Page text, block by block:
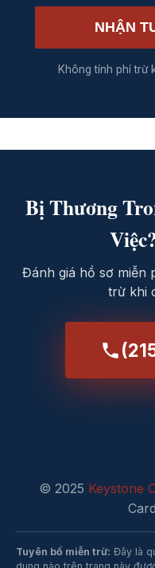
NHẬN
Không tính phí trừ
Bị Thương
Đánh giá hồ sơ miễn
trừ khi
© 2025 Keystone
Tuyên bố miễn trừ: Đây là